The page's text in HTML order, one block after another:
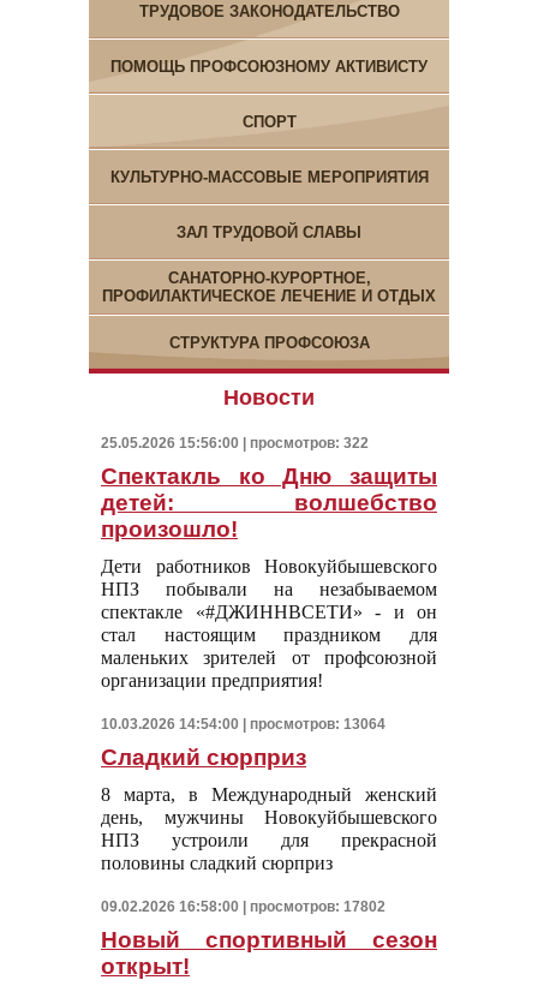
ТРУДОВОЕ ЗАКОНОДАТЕЛЬСТВО
ПОМОЩЬ ПРОФСОЮЗНОМУ АКТИВИСТУ
СПОРТ
КУЛЬТУРНО-МАССОВЫЕ МЕРОПРИЯТИЯ
ЗАЛ ТРУДОВОЙ СЛАВЫ
САНАТОРНО-КУРОРТНОЕ,
ПРОФИЛАКТИЧЕСКОЕ ЛЕЧЕНИЕ И ОТДЫХ
СТРУКТУРА ПРОФСОЮЗА
Новости
25.05.2026 15:56:00 | просмотров: 322
Спектакль ко Дню защиты
детей: волшебство
произошло!
Дети работников Новокуйбышевского
НПЗ побывали на незабываемом
спектакле «#ДЖИННВСЕТИ» - и он
стал настоящим праздником для
маленьких зрителей от профсоюзной
организации предприятия!
10.03.2026 14:54:00 | просмотров: 13064
Сладкий сюрприз
8 марта, в Международный женский
день, мужчины Новокуйбышевского
НПЗ устроили для прекрасной
половины сладкий сюрприз
09.02.2026 16:58:00 | просмотров: 17802
Новый спортивный сезон
открыт!